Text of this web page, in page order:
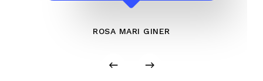
ROSA MARI GINER